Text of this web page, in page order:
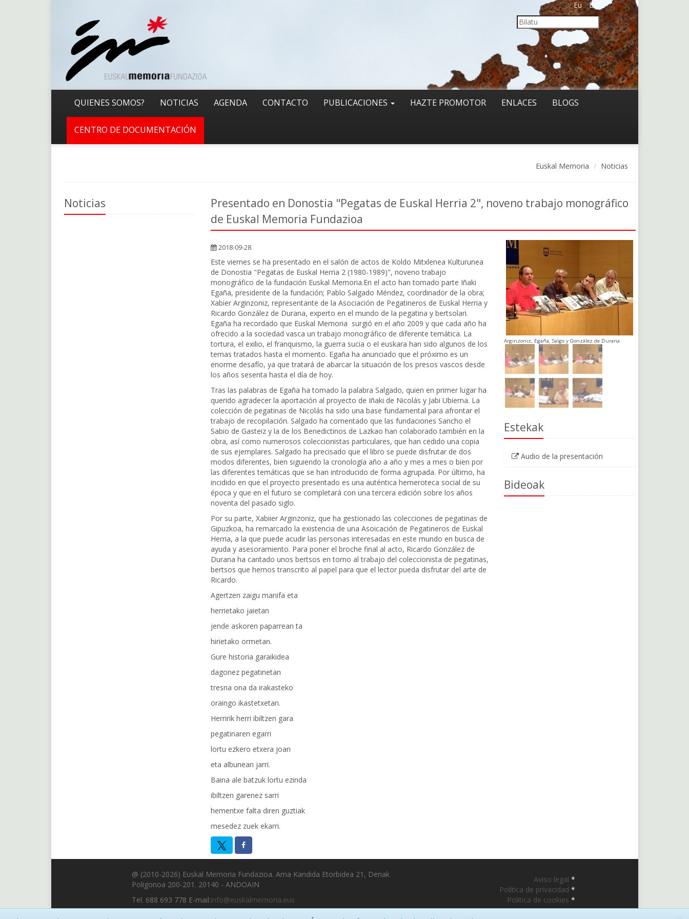
Eu Es
QUIENES SOMOS? NOTICIAS AGENDA CONTACTO PUBLICACIONES HAZTE PROMOTOR ENLACES BLOGS
CENTRO DE DOCUMENTACIÓN
Euskal Memoria Noticias
Noticias
Presentado en Donostia "Pegatas de Euskal Herria 2", noveno trabajo monográfico
de Euskal Memoria Fundazioa
2018-09-28
Este viernes se ha presentado en el salón de actos de Koldo Mitxlenea Kulturunea
de Donostia "Pegatas de Euskal Herria 2 (1980-1989)", noveno trabajo
monográfico de la fundación Euskal Memoria.En el acto han tomado parte Iñaki
Egaña, presidente de la fundación; Pablo Salgado Méndez, coordinador de la obra;
Xabier Arginzoniz, representante de la Asociación de Pegatineros de Euskal Herria y
Ricardo González de Durana, experto en el mundo de la pegatina y bertsolari.
Egaña ha recordado que Euskal Memoria surgió en el año 2009 y que cada año ha
ofrecido a la sociedad vasca un trabajo monográfico de diferente temática. La
tortura, el exilio, el franquismo, la guerra sucia o el euskara han sido algunos de los
temas tratados hasta el momento. Egaña ha anunciado que el próximo es un
enorme desafío, ya que tratará de abarcar la situación de los presos vascos desde
los años sesenta hasta el día de hoy.
Tras las palabras de Egaña ha tomado la palabra Salgado, quien en primer lugar ha
querido agradecer la aportación al proyecto de Iñaki de Nicolás y Jabi Ubierna. La
colección de pegatinas de Nicolás ha sido una base fundamental para afrontar el
trabajo de recopilación. Salgado ha comentado que las fundaciones Sancho el
Sabio de Gasteiz y la de los Benedictinos de Lazkao han colaborado también en la
obra, así como numerosos coleccionistas particulares, que han cedido una copia
de sus ejemplares. Salgado ha precisado que el libro se puede disfrutar de dos
modos diferentes, bien siguiendo la cronología año a año y mes a mes o bien por
las diferentes temáticas que se han introducido de forma agrupada. Por último, ha
incidido en que el proyecto presentado es una auténtica hemeroteca social de su
época y que en el futuro se completará con una tercera edición sobre los años
noventa del pasado siglo.
Por su parte, Xabiier Arginzoniz, que ha gestionado las colecciones de pegatinas de
Gipuzkoa, ha remarcado la existencia de una Asoicación de Pegatineros de Euskal
Herria, a la que puede acudir las personas interesadas en este mundo en busca de
ayuda y asesoramiento. Para poner el broche final al acto, Ricardo González de
Durana ha cantado unos bertsos en torno al trabajo del coleccionista de pegatinas,
bertsos que hemos transcrito al papel para que el lector pueda disfrutar del arte de
Ricardo.
Agertzen zaigu manifa eta
herrietako jaietan
jende askoren paparrean ta
hirietako ormetan.
Gure historia garaikidea
dagonez pegatinetan
tresna ona da irakasteko
oraingo ikastetxetan.
Herririk herri ibiltzen gara
pegatinaren egarri
lortu ezkero etxera joan
eta albunean jarri.
Baina ale batzuk lortu ezinda
ibiltzen garenez sarri
hementxe falta diren guztiak
mesedez zuek ekarri.
Arginzoniz, Egaña, Salgo y González de Durana
Estekak
Audio de la presentación
Bideoak
@ (2010-2026) Euskal Memoria Fundazioa. Ama Kandida Etorbidea 21, Denak
Poligonoa 200-201. 20140 - ANDOAIN
Tel. 688 693 778 E-mail:info@euskalmemoria.eus
Aviso legal *
Política de privacidad *
Politica de cookies *